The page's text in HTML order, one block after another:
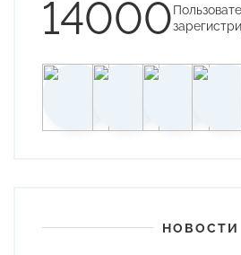
14000
НОВОСТИ